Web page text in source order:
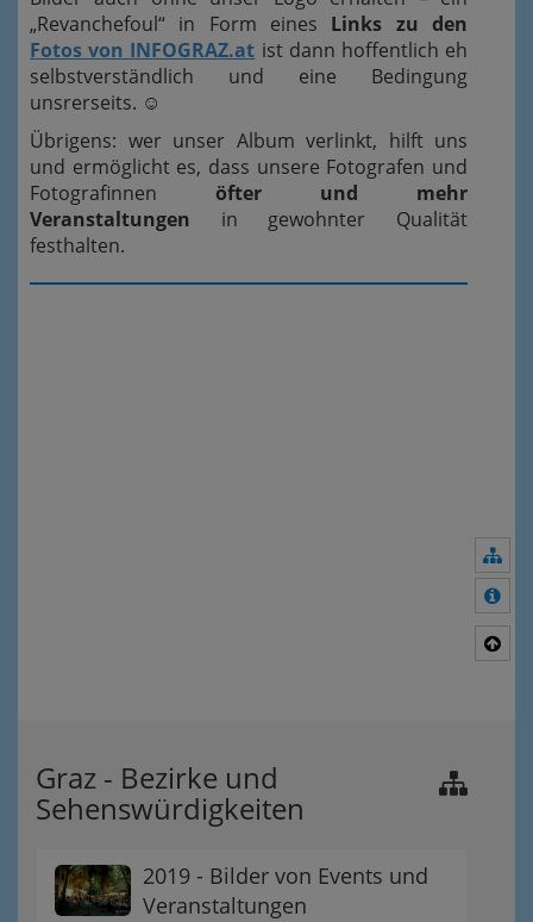
„Revanchefoul“ in Form eines Links zu den
Fotos von INFOGRAZ.at ist dann hoffentlich eh
selbstverständlich und eine Bedingung
unsrerseits. ☺
Übrigens: wer unser Album verlinkt, hilft uns
und ermöglicht es, dass unsere Fotografen und
Fotografinnen öfter und mehr
Veranstaltungen in gewohnter Qualität
festhalten.
Graz - Bezirke und
Sehenswürdigkeiten
2019 - Bilder von Events und
Veranstaltungen